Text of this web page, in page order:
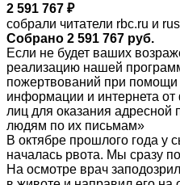
2 591 767 ₽
собрали читатели rbc.ru и
Собрано 2 591 767 руб.
Если не будет ваших
реализацию нашей
пожертвований при помощи
информации и интернета
лиц для оказания
людям по их письмам»
В октябре прошлого года у
началась рвота. Мы сразу
На осмотре врач